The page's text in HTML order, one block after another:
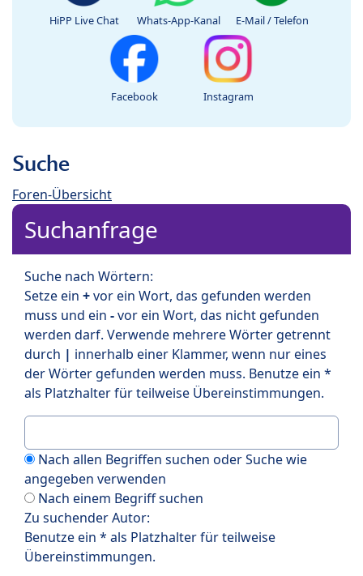
HiPP Live Chat Whats-App-Kanal E-Mail / Telefon
Facebook Instagram
Suche
Foren-Übersicht
Suchanfrage
Suche nach Wörtern:
Setze ein +vor ein Wort, das gefunden werden
muss und ein -vor ein Wort, das nicht gefunden
werden darf. Verwende mehrere Wörter getrennt
durch | innerhalb einer Klammer, wenn nur eines
der Wörter gefunden werden muss. Benutze ein *
als Platzhalter für teilweise Übereinstimmungen.
Nach allen Begriffen suchen oder Suche wie
angegeben verwenden
Nach einem Begriff suchen
Zu suchender Autor:
Benutze ein * als Platzhalter für teilweise
Übereinstimmungen.